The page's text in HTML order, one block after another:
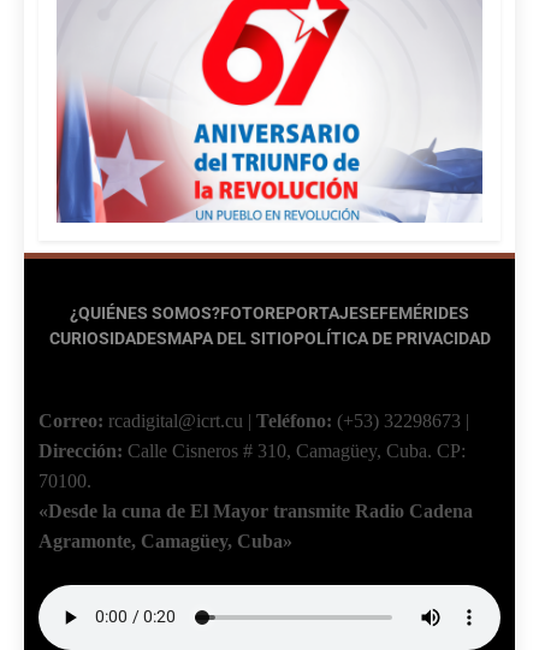
¿QUIÉNES SOMOS?FOTOREPORTAJESEFEMÉRIDES
CURIOSIDADESMAPA DEL SITIOPOLÍTICA DE PRIVACIDAD
Correo: rcadigital@icrt.cu | Teléfono: (+53) 32298673 |
Dirección: Calle Cisneros # 310, Camagüey, Cuba. CP:
70100.
«Desde la cuna de El Mayor transmite Radio Cadena
Agramonte, Camagüey, Cuba»